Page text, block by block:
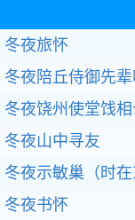
冬夜旅怀
冬夜陪丘侍御先
冬夜饶州使堂饯
冬夜山中寻友
冬夜示敏巢（时在
冬夜书怀